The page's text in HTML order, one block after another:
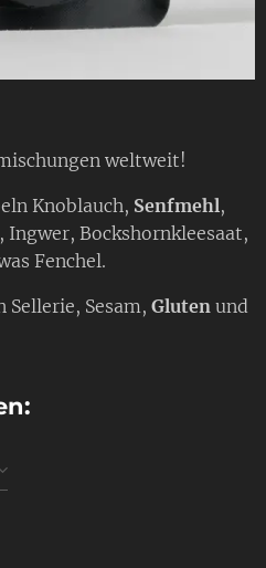
weltweit!
Knoblauch, Senfmehl,
Bockshornkleesaat,
Fenchel.
Sellerie, Sesam, Gluten und